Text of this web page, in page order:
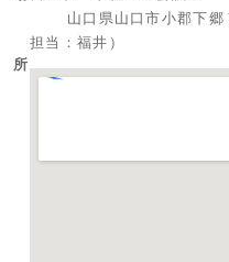
所
山口県山口市小郡下郷
担当：福井）